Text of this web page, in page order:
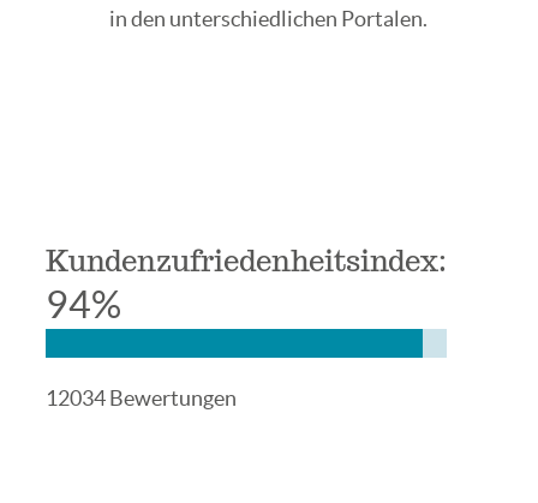
in den unterschiedlichen Portalen.
Kundenzufriedenheitsindex:
94%
12034 Bewertungen